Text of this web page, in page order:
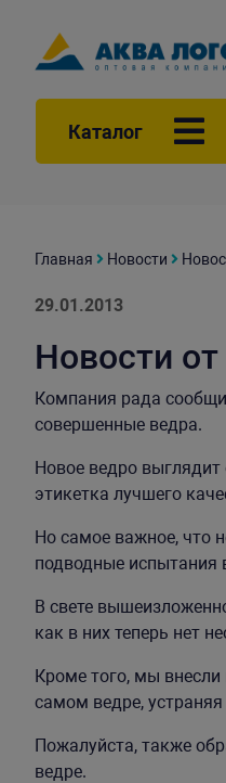
Каталог
Главная Новости
29.01.2013
Новости
Компания рада
совершенные ведра.
Новое ведро
этикетка лучшего
Но самое важное, что
подводные испытания
В свете
как в них теперь нет
Кроме того, мы внесли
самом ведре,
Пожалуйста, также
ведре.